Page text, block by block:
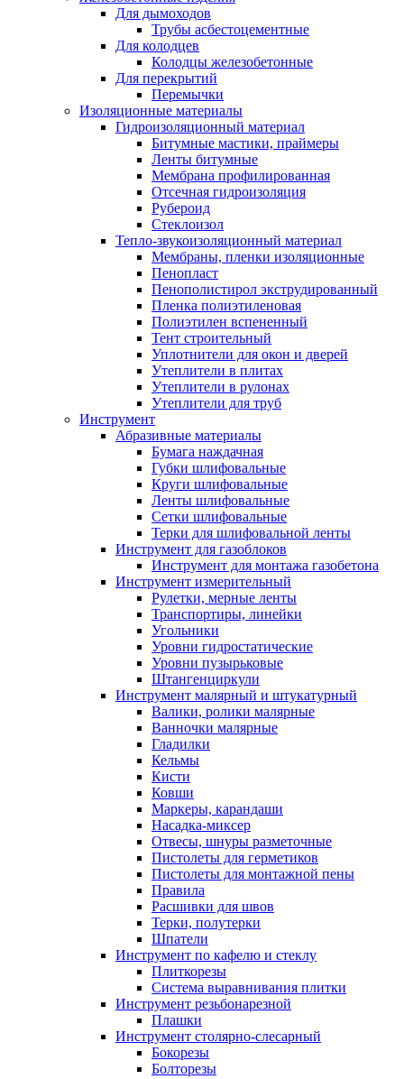
Для дымоходов
Трубы асбестоцементные
Для колодцев
Колодцы железобетонные
Для перекрытий
Перемычки
Изоляционные материалы
Гидроизоляционный материал
Битумные мастики, праймеры
Ленты битумные
Мембрана профилированная
Отсечная гидроизоляция
Рубероид
Стеклоизол
Тепло-звукоизоляционный материал
Мембраны, пленки изоляционные
Пенопласт
Пенополистирол экструдированный
Пленка полиэтиленовая
Полиэтилен вспененный
Тент строительный
Уплотнители для окон и дверей
Утеплители в плитах
Утеплители в рулонах
Утеплители для труб
Инструмент
Абразивные материалы
Бумага наждачная
Губки шлифовальные
Круги шлифовальные
Ленты шлифовальные
Сетки шлифовальные
Терки для шлифовальной ленты
Инструмент для газоблоков
Инструмент для монтажа газобетона
Инструмент измерительный
Рулетки, мерные ленты
Транспортиры, линейки
Угольники
Уровни гидростатические
Уровни пузырьковые
Штангенциркули
Инструмент малярный и штукатурный
Валики, ролики малярные
Ванночки малярные
Гладилки
Кельмы
Кисти
Ковши
Маркеры, карандаши
Насадка-миксер
Отвесы, шнуры разметочные
Пистолеты для герметиков
Пистолеты для монтажной пены
Правила
Расшивки для швов
Терки, полутерки
Шпатели
Инструмент по кафелю и стеклу
Плиткорезы
Система выравнивания плитки
Инструмент резьбонарезной
Плашки
Инструмент столярно-слесарный
Бокорезы
Болторезы